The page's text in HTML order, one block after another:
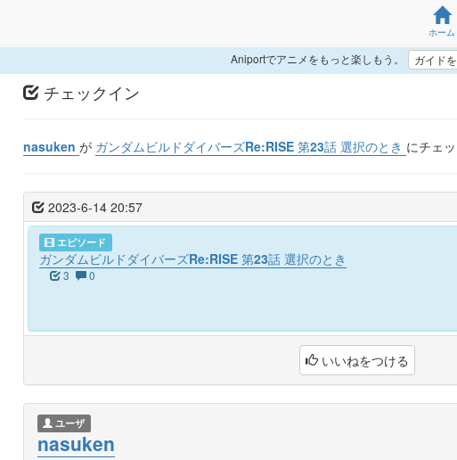
ホーム
Aniportでアニメをもっと楽しもう。 ガイド
チェックイン
nasuken が ガンダムビルドダイバーズRe:RISE 第23話 選択のとき にチェ
2023-6-14 20:57
エピソード
ガンダムビルドダイバーズRe:RISE 第23話 選択のとき
3 0
いいねをつける
ユーザ
nasuken